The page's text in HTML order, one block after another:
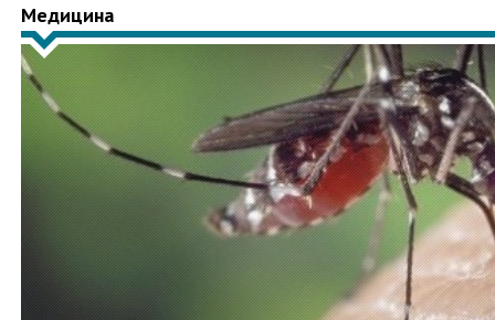
Медицина